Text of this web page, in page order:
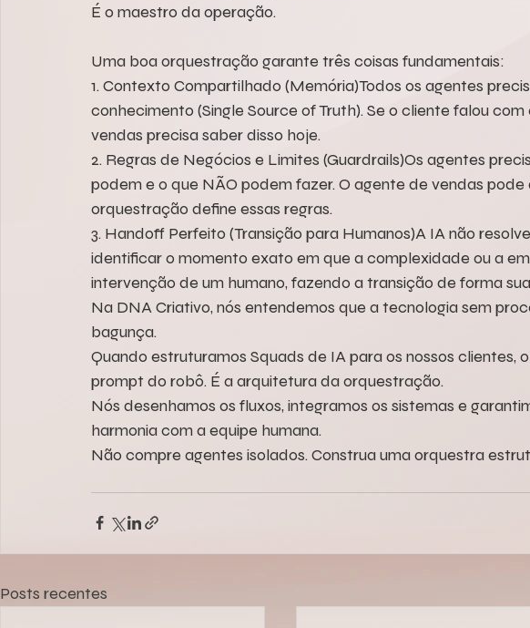
É o maestro da operação.
Uma boa orquestração garante três coisas fundamentais:
1. Contexto Compartilhado (Memória)Todos os agentes
conhecimento (Single Source of Truth). Se o cliente falou
vendas precisa saber disso hoje.
2. Regras de Negócios e Limites (Guardrails)Os agentes
podem e o que NÃO podem fazer. O agente de vendas
orquestração define essas regras.
3. Handoff Perfeito (Transição para Humanos)A IA não
identificar o momento exato em que a complexidade ou a
intervenção de um humano, fazendo a transição de forma
Na DNA Criativo, nós entendemos que a tecnologia sem
bagunça.
Quando estruturamos Squads de IA para os nossos clientes,
prompt do robô. É a arquitetura da orquestração.
Nós desenhamos os fluxos, integramos os sistemas e
harmonia com a equipe humana.
Não compre agentes isolados. Construa uma orquestra
Posts recentes